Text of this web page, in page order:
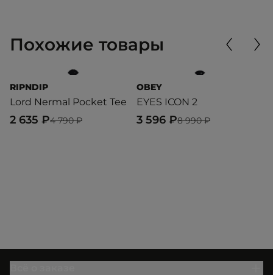
Похожие товары
RIPNDIP
Lord Nermal Pocket Tee
4 790 ₽
2 635 ₽
OBEY
EYES ICON 2
8 990 ₽
3 596 ₽